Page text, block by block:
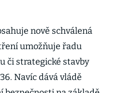
nově schválená
umožňuje řadu
či strategické stavby
Navíc dává vládě